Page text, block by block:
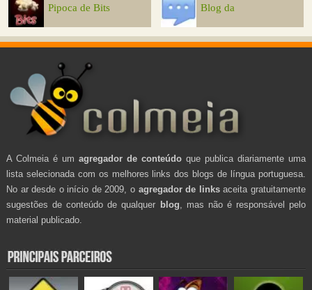
Pipoca de Bits Blog da
A Colmeia é um agregador de conteúdo que publica diariamente uma
lista selecionada com os melhores links dos blogs de língua portuguesa.
No ar desde o início de 2009, o agregador de linksaceita gratuitamente
sugestões de conteúdo de qualquer blog , mas não é responsável pelo
material publicado.